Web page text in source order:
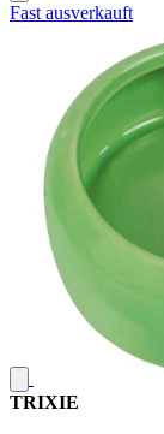
Fast ausverkauft
TRIXIE